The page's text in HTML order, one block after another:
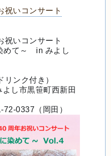
祝いコンサート
祝いコンサート
めて～　in みよし
ンク付き）
し市黒笹町西新田
0337（岡田）